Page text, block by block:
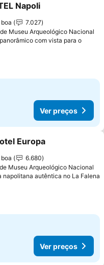
aos favoritos
Napoli
7.027
Museu Arqueológico Nacional
com vista para o
Ver preços
aos favoritos
Europa
6.680
Museu Arqueológico Nacional
napolitana autêntica no La Falena
Ver preços